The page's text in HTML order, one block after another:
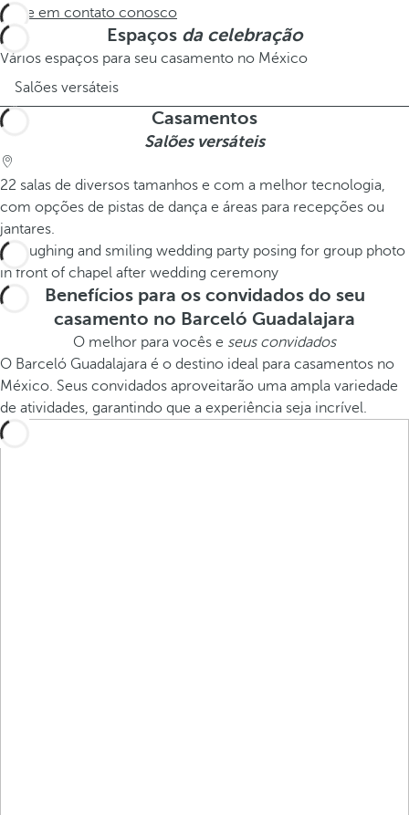
Entre em contato conosco
Espaços da celebração
Vários espaços para seu casamento no México
Salões versáteis
Casamentos
Salões versáteis
22 salas de diversos tamanhos e com a melhor tecnologia,
com opções de pistas de dança e áreas para recepções ou
jantares.
Benefícios para os convidados do seu
casamento no Barceló Guadalajara
O melhor para vocês e seus convidados
O Barceló Guadalajara é o destino ideal para casamentos no
México. Seus convidados aproveitarão uma ampla variedade
de atividades, garantindo que a experiência seja incrível.